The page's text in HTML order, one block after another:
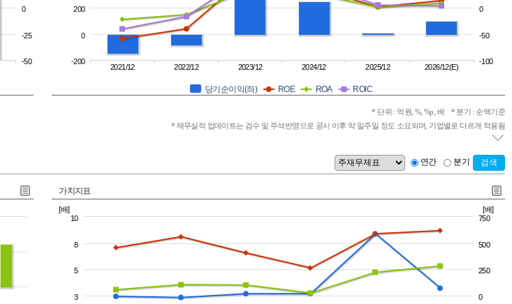
-50
-25
0
당기순이익(좌) ROE ROA ROIC
2021/12 2022/12 2023/12 2024/12 2025/12 2026/12(E)
-200
0
200
-100
-50
0
* 단위 : 억원, %, %p, 배 * 분기 : 순액기준
* 재무실적 업데이트는 검수 및 주석반영으로 공시 이후 약 일주일 정도 소요되며, 기업별로 다르게 적용됨
연간 분기 검색
가치지표
[배] [배]
3
5
8
10
0
250
500
750